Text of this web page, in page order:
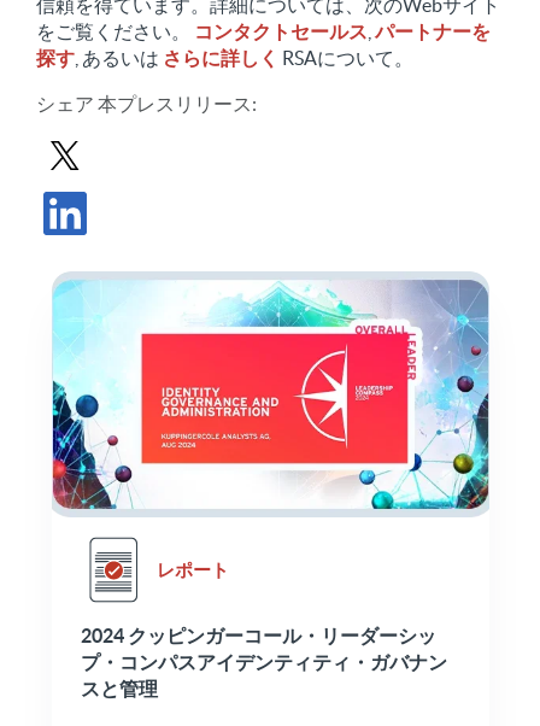
信頼を得ています。詳細については、次のWebサイト
をご覧ください。
コンタクトセールス ,パートナーを
探す , あるいは さらに詳しく RSAについて。
シェア 本プレスリリース :
Xでプレスリリースを共有する
レポート
2024 クッピンガーコール・リーダーシッ
プ・コンパスアイデンティティ・ガバナン
スと管理